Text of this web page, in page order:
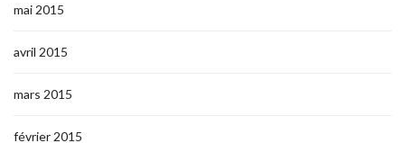
mai 2015
avril 2015
mars 2015
février 2015